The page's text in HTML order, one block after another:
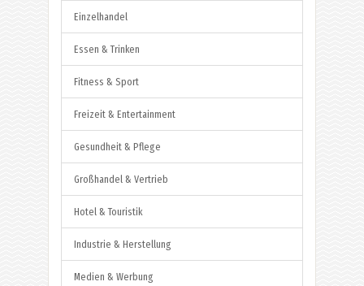
Einzelhandel
Essen & Trinken
Fitness & Sport
Freizeit & Entertainment
Gesundheit & Pflege
Großhandel & Vertrieb
Hotel & Touristik
Industrie & Herstellung
Medien & Werbung